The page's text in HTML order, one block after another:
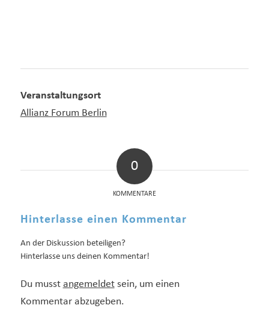
Veranstaltungsort
Allianz Forum Berlin
0
KOMMENTARE
Hinterlasse einen Kommentar
An der Diskussion beteiligen?
Hinterlasse uns deinen Kommentar!
Du musst angemeldetsein, um einen
Kommentar abzugeben.